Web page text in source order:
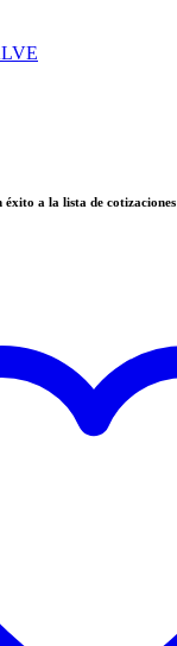
éxito a la lista de cotizaciones